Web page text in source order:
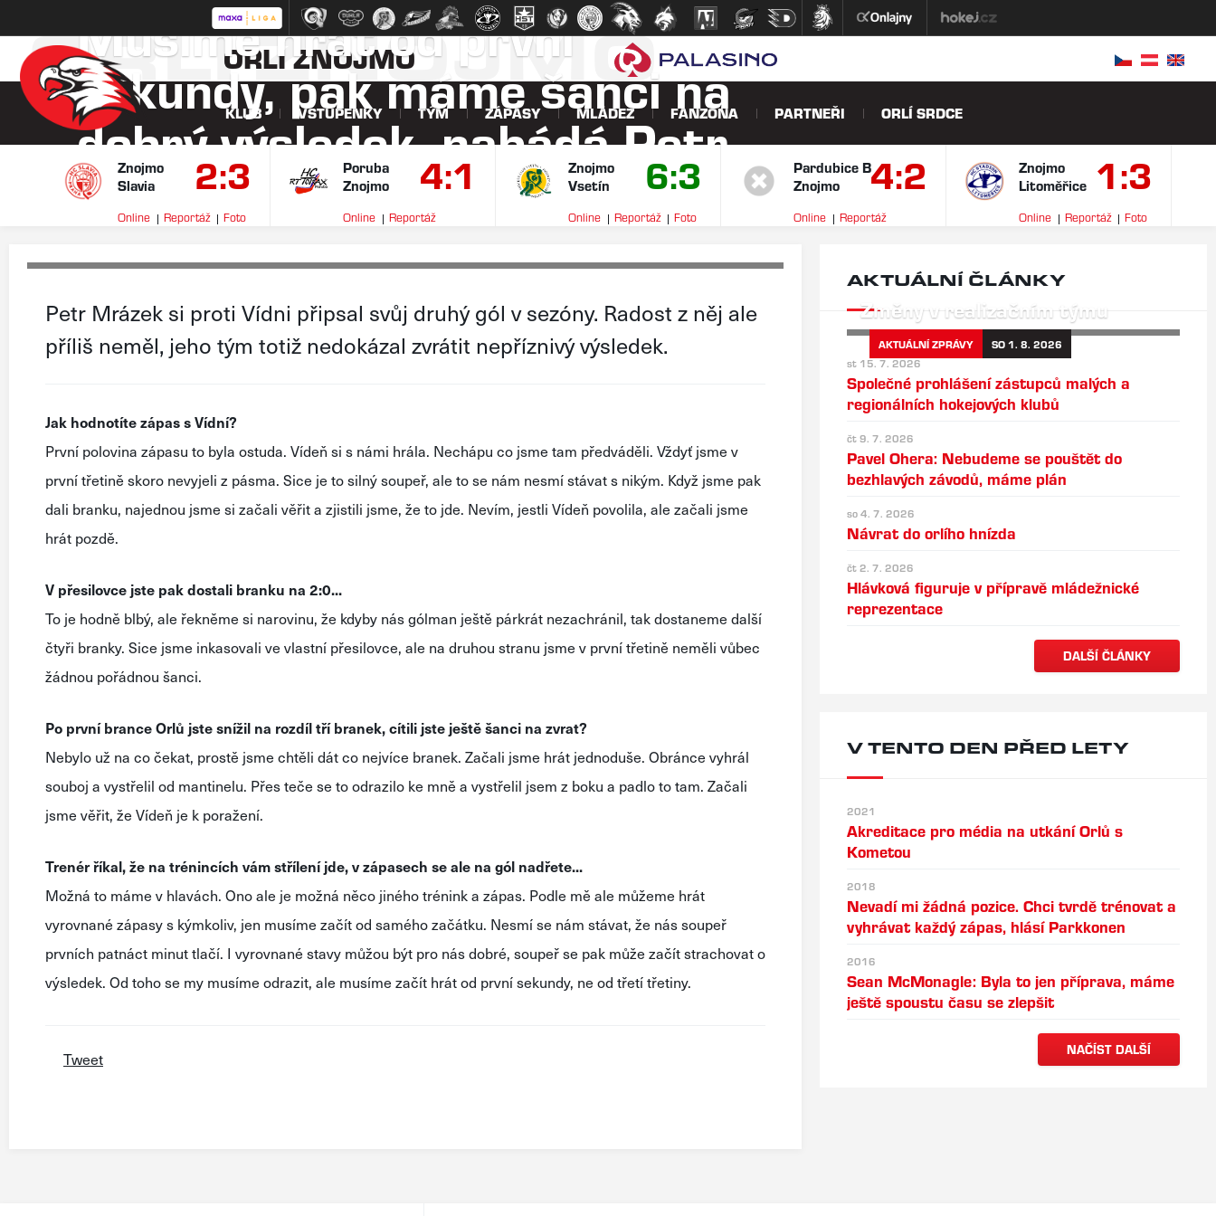
ORLI ZNOJMO
ORLI ZNOJMO
KLUB VSTUPENKY TÝM ZÁPASY MLÁDEŽ FANZÓNA PARTNEŘI ORLÍ SRDCE
Znojmo
Slavia
2:3
Online Reportáž Foto
Poruba
Znojmo
4:1
Online Reportáž
Znojmo
Vsetín
6:3
Online Reportáž Foto
Pardubice B
Znojmo
4:2
Online
Reportáž
Znojmo
Litoměřice 1:3
Online Reportáž Foto
Musíme hrát od první
sekundy, pak máme šanci na
dobrý výsledek, nabádá Petr
Mrázek
Petr Mrázek si proti Vídni připsal svůj druhý gól v sezóny. Radost z něj ale
příliš neměl, jeho tým totiž nedokázal zvrátit nepříznivý výsledek.
Jak hodnotíte zápas s Vídní?
První polovina zápasu to byla ostuda. Vídeň si s námi hrála. Nechápu co jsme tam předváděli. Vždyť jsme v
první třetině skoro nevyjeli z pásma. Sice je to silný soupeř, ale to se nám nesmí stávat s nikým. Když jsme pak
dali branku, najednou jsme si začali věřit a zjistili jsme, že to jde. Nevím, jestli Vídeň povolila, ale začali jsme
hrát pozdě.
V přesilovce jste pak dostali branku na 2:0...
To je hodně blbý, ale řekněme si narovinu, že kdyby nás gólman ještě párkrát nezachránil, tak dostaneme další
čtyři branky. Sice jsme inkasovali ve vlastní přesilovce, ale na druhou stranu jsme v první třetině neměli vůbec
žádnou pořádnou šanci.
Po první brance Orlů jste snížil na rozdíl tří branek, cítili jste ještě šanci na zvrat?
Nebylo už na co čekat, prostě jsme chtěli dát co nejvíce branek. Začali jsme hrát jednoduše. Obránce vyhrál
souboj a vystřelil od mantinelu. Přes teče se to odrazilo ke mně a vystřelil jsem z boku a padlo to tam. Začali
jsme věřit, že Vídeň je k poražení.
Trenér říkal, že na trénincích vám střílení jde, v zápasech se ale na gól nadřete...
Možná to máme v hlavách. Ono ale je možná něco jiného trénink a zápas. Podle mě ale můžeme hrát
vyrovnané zápasy s kýmkoliv, jen musíme začít od samého začátku. Nesmí se nám stávat, že nás soupeř
prvních patnáct minut tlačí. I vyrovnané stavy můžou být pro nás dobré, soupeř se pak může začít strachovat o
výsledek. Od toho se my musíme odrazit, ale musíme začít hrát od první sekundy, ne od třetí třetiny.
Tweet
AKTUÁLNÍ ČLÁNKY
AKTUÁLNÍ ZPRÁVY SO 1. 8. 2026
Změny v realizačním týmu
st 15. 7. 2026
Společné prohlášení zástupců malých a
regionálních hokejových klubů
čt 9. 7. 2026
Pavel Ohera: Nebudeme se pouštět do
bezhlavých závodů, máme plán
so 4. 7. 2026
Návrat do orlího hnízda
čt 2. 7. 2026
Hlávková figuruje v přípravě mládežnické
reprezentace
DALŠÍ ČLÁNKY
V TENTO DEN PŘED LETY
2021
Akreditace pro média na utkání Orlů s
Kometou
2018
Nevadí mi žádná pozice. Chci tvrdě trénovat a
vyhrávat každý zápas, hlásí Parkkonen
2016
Sean McMonagle: Byla to jen příprava, máme
ještě spoustu času se zlepšit
NAČÍST DALŠÍ